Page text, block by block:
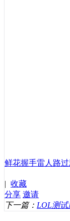
鲜花握手雷人 路过
| 收藏
分享 邀请
下一篇： LOL测